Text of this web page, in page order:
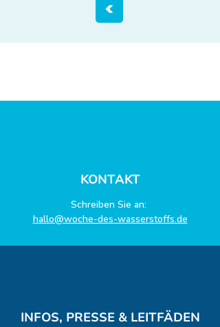
KONTAKT
Schreiben Sie an:
hallo@woche-des-wasserstoffs.de
INFOS, PRESSE & LEITFÄDEN